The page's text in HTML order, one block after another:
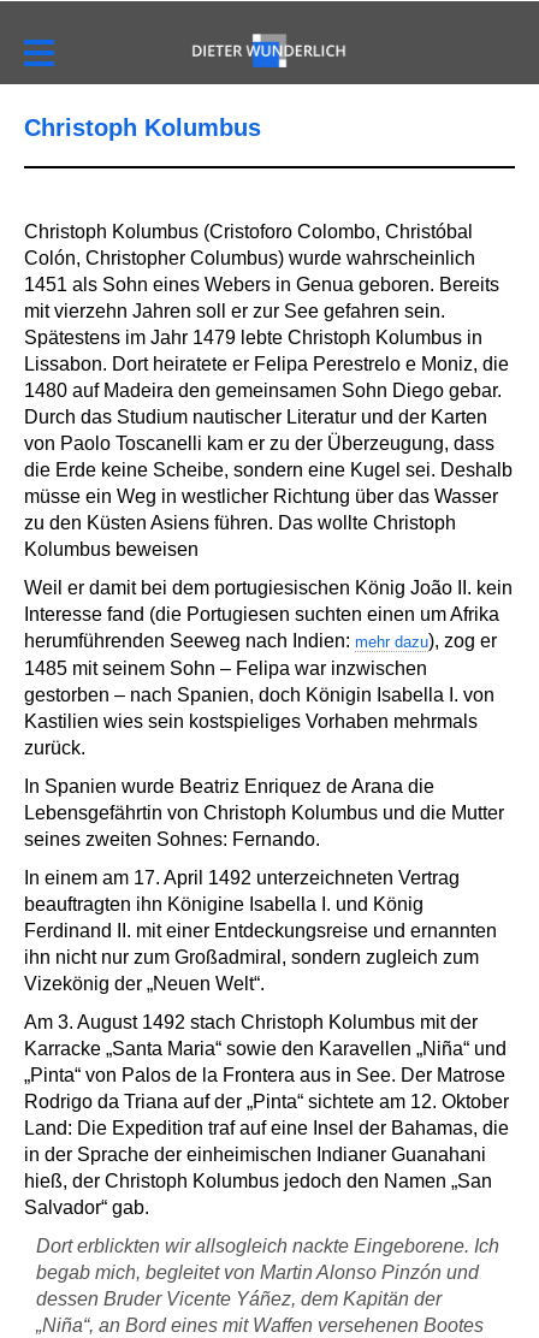
Christoph Kolumbus
Christoph Kolumbus (Cristoforo Colombo, Christóbal
Colón, Christopher Columbus) wurde wahrscheinlich
1451 als Sohn eines Webers in Genua geboren. Bereits
mit vierzehn Jahren soll er zur See gefahren sein.
Spätestens im Jahr 1479 lebte Christoph Kolumbus in
Lissabon. Dort heiratete er Felipa Perestrelo e Moniz, die
1480 auf Madeira den gemeinsamen Sohn Diego gebar.
Durch das Studium nautischer Literatur und der Karten
von Paolo Toscanelli kam er zu der Überzeugung, dass
die Erde keine Scheibe, sondern eine Kugel sei. Deshalb
müsse ein Weg in westlicher Richtung über das Wasser
zu den Küsten Asiens führen. Das wollte Christoph
Kolumbus beweisen
Weil er damit bei dem portugiesischen König João II. kein
Interesse fand (die Portugiesen suchten einen um Afrika
herumführenden Seeweg nach Indien: mehr dazu), zog er
1485 mit seinem Sohn – Felipa war inzwischen
gestorben – nach Spanien, doch Königin Isabella I. von
Kastilien wies sein kostspieliges Vorhaben mehrmals
zurück.
In Spanien wurde Beatriz Enriquez de Arana die
Lebensgefährtin von Christoph Kolumbus und die Mutter
seines zweiten Sohnes: Fernando.
In einem am 17. April 1492 unterzeichneten Vertrag
beauftragten ihn Königine Isabella I. und König
Ferdinand II. mit einer Entdeckungsreise und ernannten
ihn nicht nur zum Großadmiral, sondern zugleich zum
Vizekönig der „Neuen Welt“.
Am 3. August 1492 stach Christoph Kolumbus mit der
Karracke „Santa Maria“ sowie den Karavellen „Niña“ und
„Pinta“ von Palos de la Frontera aus in See. Der Matrose
Rodrigo da Triana auf der „Pinta“ sichtete am 12. Oktober
Land: Die Expedition traf auf eine Insel der Bahamas, die
in der Sprache der einheimischen Indianer Guanahani
hieß, der Christoph Kolumbus jedoch den Namen „San
Salvador“ gab.
Dort erblickten wir allsogleich nackte Eingeborene. Ich
begab mich, begleitet von Martin Alonso Pinzón und
dessen Bruder Vicente Yáñez, dem Kapitän der
„Niña“, an Bord eines mit Waffen versehenen Bootes